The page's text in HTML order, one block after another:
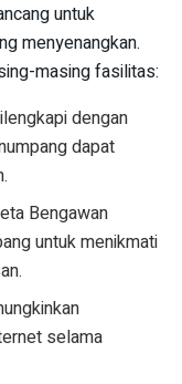
untuk
menyenangkan.
masing fasilitas:
dengan
dapat
Bengawan
untuk menikmati
selama